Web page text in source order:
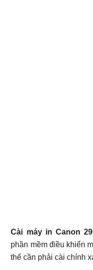
Cài máy in Canon
phần mềm điều khiển
thế cần phải cài chính